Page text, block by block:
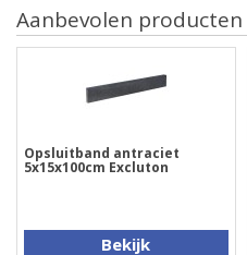
Aanbevolen producten
Opsluitband antraciet
5x15x100cm Excluton
Bekijk